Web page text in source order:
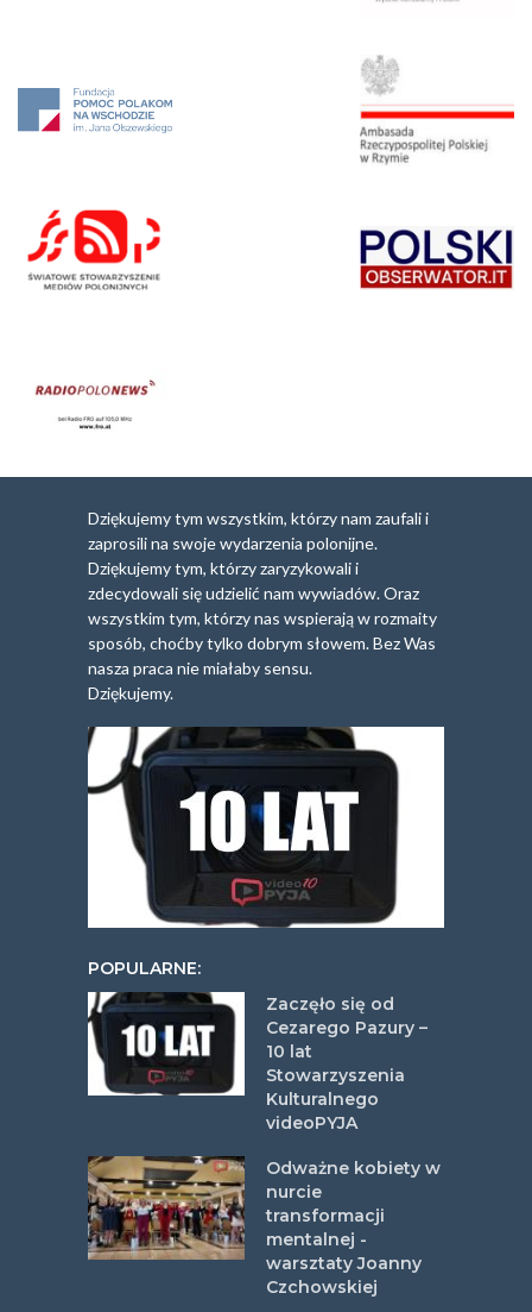
Dziękujemy tym wszystkim, którzy nam zaufali i
zaprosili na swoje wydarzenia polonijne.
Dziękujemy tym, którzy zaryzykowali i
zdecydowali się udzielić nam wywiadów. Oraz
wszystkim tym, którzy nas wspierają w rozmaity
sposób, choćby tylko dobrym słowem. Bez Was
nasza praca nie miałaby sensu.
Dziękujemy.
POPULARNE:
Zaczęło się od
Cezarego Pazury –
10 lat
Stowarzyszenia
Kulturalnego
videoPYJA
Odważne kobiety w
nurcie
transformacji
mentalnej -
warsztaty Joanny
Czchowskiej